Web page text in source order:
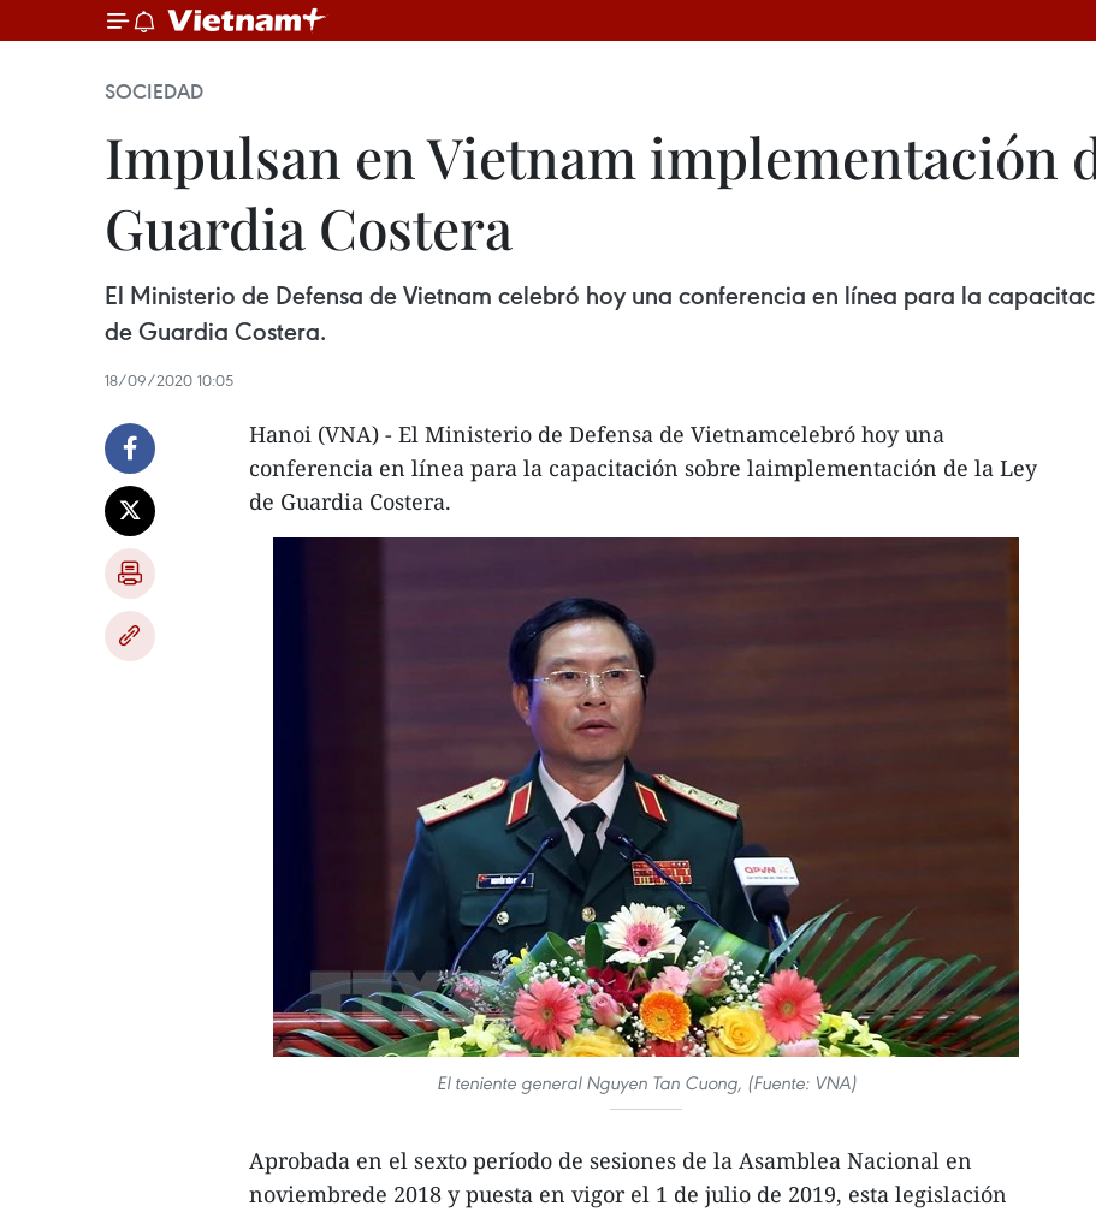
SOCIEDAD
Impulsan en Vietnam implementación
Guardia Costera
El Ministerio de Defensa de Vietnam celebró hoy una conferencia en línea para la
de Guardia Costera.
18/09/2020 10:05
Hanoi (VNA) - El Ministerio de Defensa de Vietnamcelebró hoy una
conferencia en línea para la capacitación sobre laimplementación de la Ley
de Guardia Costera.
El teniente general Nguyen Tan Cuong, (Fuente: VNA)
Aprobada en el sexto período de sesiones de la Asamblea Nacional en
noviembrede 2018 y puesta en vigor el 1 de julio de 2019, esta legislación